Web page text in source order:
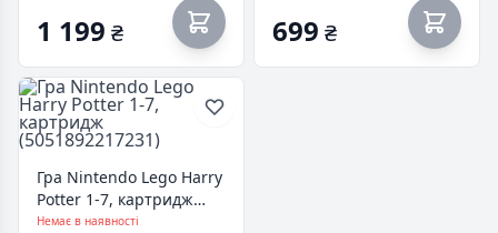
1 199 ₴ 699 ₴
Гра Nintendo Lego Harry
Potter 1-7, картридж
(5051892217231)
Немає в наявності